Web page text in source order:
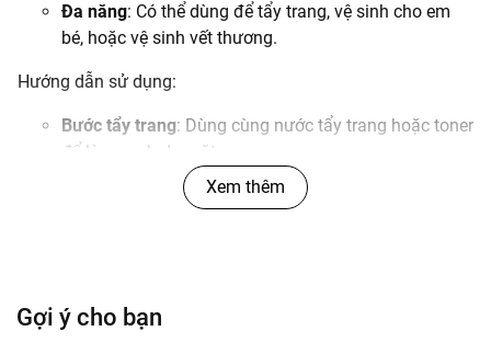
Đa năng: Có thể dùng để tẩy trang, vệ sinh cho em
bé, hoặc vệ sinh vết thương.
Hướng dẫn sử dụng:
Bước tẩy trang: Dùng cùng nước tẩy trang hoặc toner
để làm sạch da mặt.
Vệ sinh cho em bé : Sử dụng như khăn ướt để vệ sinh
Xem thêm
Gợi ý cho bạn